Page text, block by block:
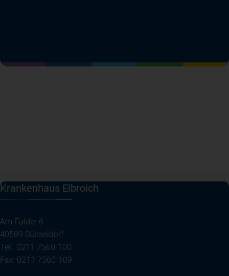
Krankenhaus Elbroich
Am Falder 6
40589 Düsseldorf
Tel: 0211 7560-100
Fax: 0211 7560-109